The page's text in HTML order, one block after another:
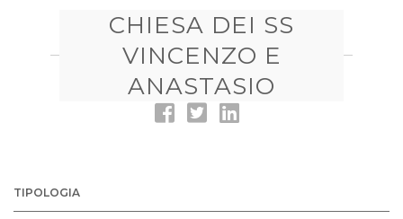
CHIESA DEI SS
VINCENZO E
ANASTASIO
TIPOLOGIA